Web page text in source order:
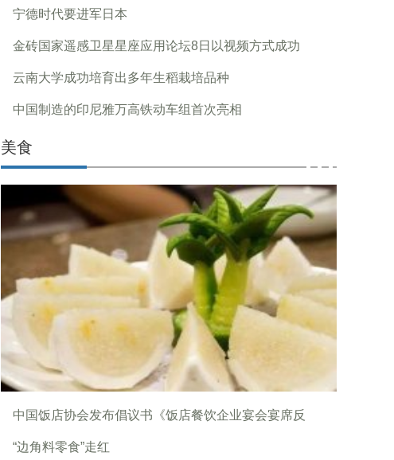
宁德时代要进军日本
金砖国家遥感卫星星座应用论坛8日以视频方式成功
云南大学成功培育出多年生稻栽培品种
中国制造的印尼雅万高铁动车组首次亮相
美食
中国饭店协会发布倡议书《饭店餐饮企业宴会宴席反
“边角料零食”走红